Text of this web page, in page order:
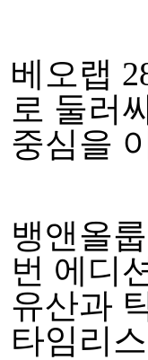
베오랩
로 둘러
중심을
뱅앤올
번 에디
유산과
타임리